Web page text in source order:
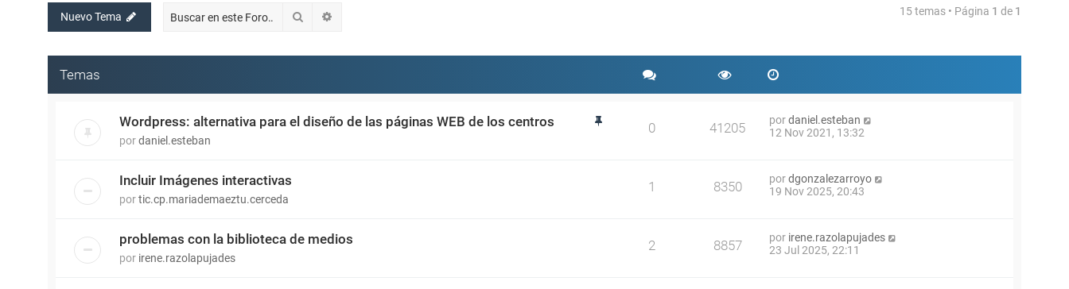
Nuevo Tema Buscar 15 temas • Página 1 de 1
Temas
Wordpress: alternativa para el diseño de las páginas WEB de los centros
pordaniel.esteban
0 41205 pordaniel.esteban
12 Nov 2021, 13:32
Incluir Imágenes interactivas
portic.cp.mariademaeztu.cerceda
1 8350 pordgonzalezarroyo
19 Nov 2025, 20:43
problemas con la biblioteca de medios
por irene.razolapujades
2 8857 por irene.razolapujades
23 Jul 2025, 22:11